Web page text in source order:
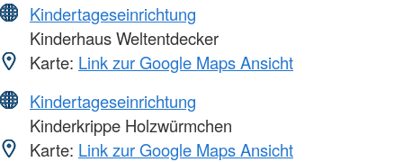
Kindertageseinrichtung
Kinderhaus Weltentdecker
Karte: Link zur Google Maps Ansicht
Kindertageseinrichtung
Kinderkrippe Holzwürmchen
Karte: Link zur Google Maps Ansicht